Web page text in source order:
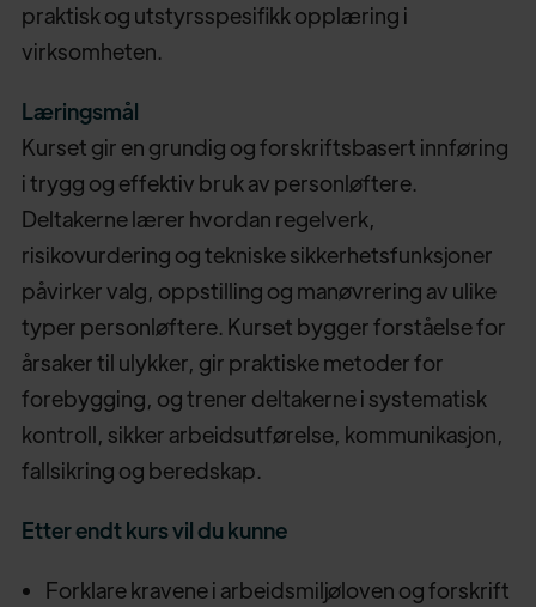
praktisk og utstyrsspesifikk opplæring i
virksomheten.
Læringsmål
Kurset gir en grundig og forskriftsbasert innføring
i trygg og effektiv bruk av personløftere.
Deltakerne lærer hvordan regelverk,
risikovurdering og tekniske sikkerhetsfunksjoner
påvirker valg, oppstilling og manøvrering av ulike
typer personløftere. Kurset bygger forståelse for
årsaker til ulykker, gir praktiske metoder for
forebygging, og trener deltakerne i systematisk
kontroll, sikker arbeidsutførelse, kommunikasjon,
fallsikring og beredskap.
Etter endt kurs vil du kunne
Forklare kravene i arbeidsmiljøloven og forskrift